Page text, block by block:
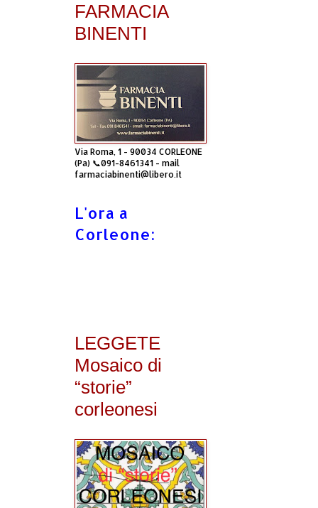
FARMACIA
BINENTI
Via Roma, 1 - 90034 CORLEONE
(Pa) 📞091-8461341 - mail
farmaciabinenti@libero.it
L'ora a
Corleone:
LEGGETE
Mosaico di
“storie”
corleonesi